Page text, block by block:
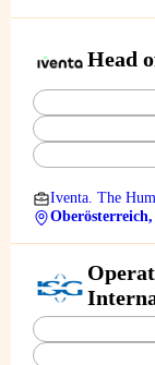
Head
Iventa. The
(m/w/